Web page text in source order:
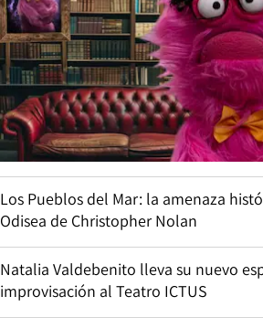
Los Pueblos del Mar: la amenaza
Odisea de Christopher Nolan
Natalia Valdebenito lleva su nuevo
improvisación al Teatro ICTUS